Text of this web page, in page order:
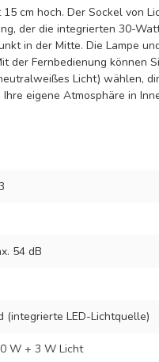
cm hoch. Der Sockel von
der die integrierten 30-
in der Mitte. Die Lampe
der Fernbedienung können
Licht) wählen,
eigene Atmosphäre in
54 dB
(integrierte LED-Lichtquelle)
W + 3 W Licht